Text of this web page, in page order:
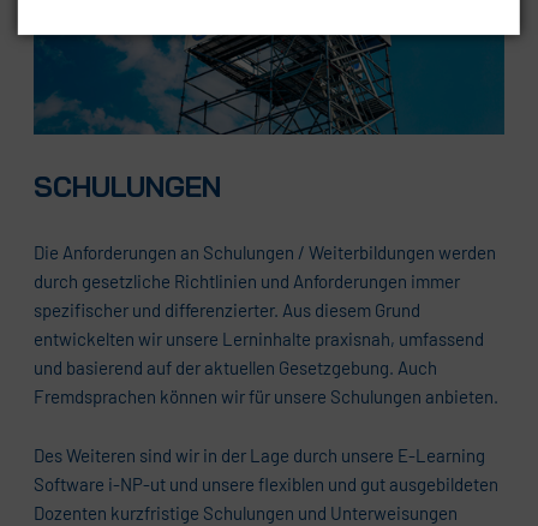
SCHULUNGEN
Die Anforderungen an Schulungen / Weiterbildungen werden
durch gesetzliche Richtlinien und Anforderungen immer
spezifischer und differenzierter. Aus diesem Grund
entwickelten wir unsere Lerninhalte praxisnah, umfassend
und basierend auf der aktuellen Gesetzgebung. Auch
Fremdsprachen können wir für unsere Schulungen anbieten.
Des Weiteren sind wir in der Lage durch unsere E-Learning
Software i-NP-ut und unsere flexiblen und gut ausgebildeten
Dozenten kurzfristige Schulungen und Unterweisungen